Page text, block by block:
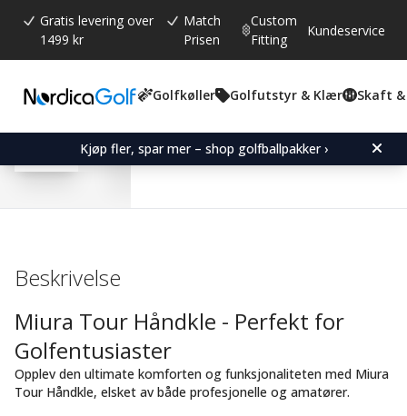
Gratis levering over
1499 kr
Match
Prisen
Custom
Fitting
Kundeservice
Golfkøller Golfutstyr & Klær Skaft &
Kjøp fler, spar mer – shop golfballpakker ›
Gjennomsnittskarakter:
2.5 (stemmer:
2)
Miura Tour Towel -
Beskrivelse
Miura Tour Håndkle - Perfekt for
Golfentusiaster
Opplev den ultimate komforten og funksjonaliteten med Miura
Tour Håndkle, elsket av både profesjonelle og amatører.